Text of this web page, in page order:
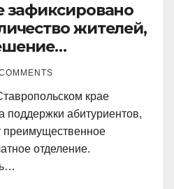
зафиксировано
жителей,
мерами, с
в
в районе.
крае
поддержки абитуриентов,
преимущественное
отделение.